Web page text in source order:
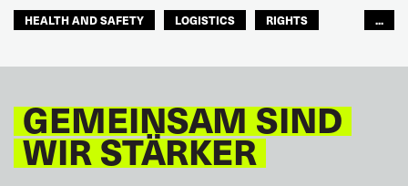
HEALTH AND SAFETY LOGISTICS
RIGHTS
...
GEMEINSAM SIND
WIR STÄRKER